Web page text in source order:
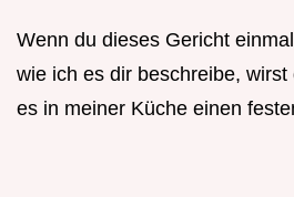
Wenn du dieses Gericht
wie ich es dir beschreibe,
es in meiner Küche einen